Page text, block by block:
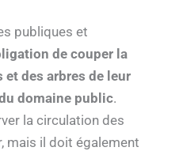
publiques et
de couper la
et des arbres de leur
domaine public.
la circulation des
mais il doit également